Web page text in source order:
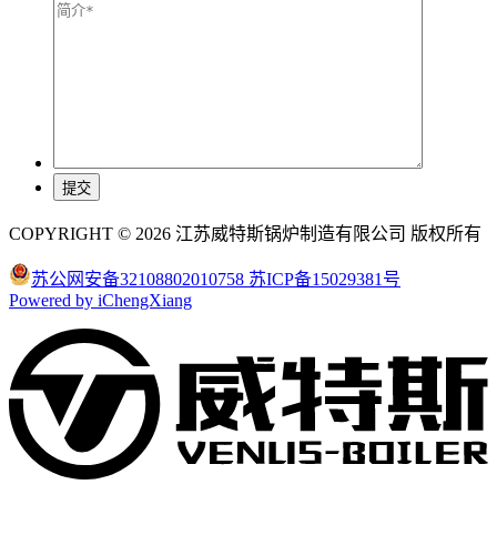
COPYRIGHT © 2026 江苏威特斯锅炉制造有限公司 版权所有
苏公网安备32108802010758 苏ICP备15029381号
Powered by iChengXiang